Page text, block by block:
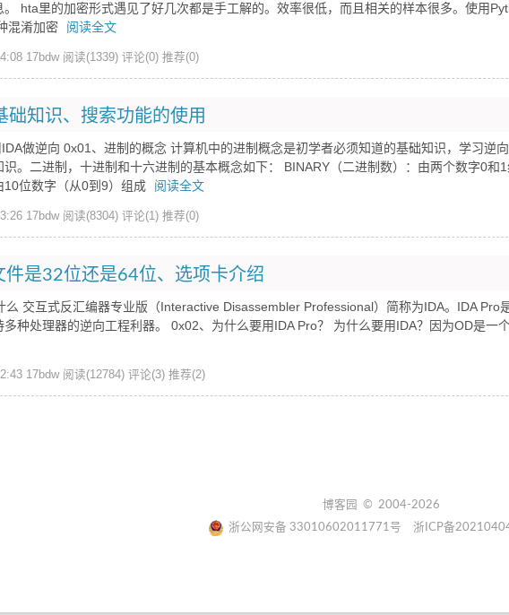
hta里的加密形式遇见了好几次都是手工解的。效率很低，而且相关的样本很多。使用
混淆加密
阅读全文
17bdw 阅读(1339) 评论(0) 推荐(0)
础知识、搜索功能的使用
做逆向 0x01、进制的概念 计算机中的进制概念是初学者必须知道的基础知识，学习逆
识。二进制，十进制和十六进制的基本概念如下： BINARY（二进制数）：由两个数字0和1
10位数字（从0到9）组成
阅读全文
17bdw 阅读(8304) 评论(1) 推荐(0)
件是32位还是64位、选项卡介绍
么 交互式反汇编器专业版（Interactive Disassembler Professional）简称为IDA。IDA Pro
种处理器的逆向工程利器。 0x02、为什么要用IDA Pro？ 为什么要用IDA？因为OD是一
17bdw 阅读(12784) 评论(3) 推荐(2)
博客园 © 2004-2026
浙公网安备 33010602011771号 浙ICP备